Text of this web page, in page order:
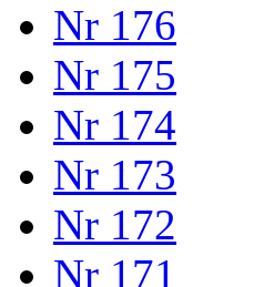
Nr 176
Nr 175
Nr 174
Nr 173
Nr 172
Nr 171